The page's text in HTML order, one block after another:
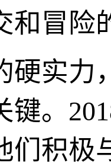
和冒险
硬实力
键。
们积极